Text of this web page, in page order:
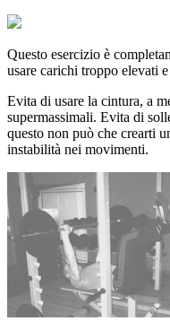
Questo esercizio è
usare carichi troppo elevati
Evita di usare la cintura, a
supermassimali. Evita di
questo non può che crearti
instabilità nei movimenti.